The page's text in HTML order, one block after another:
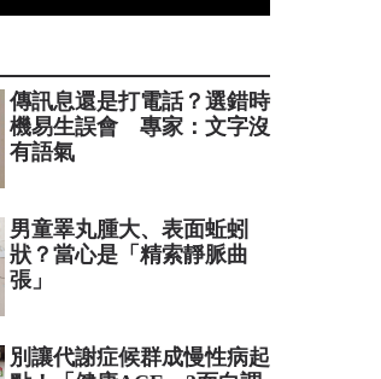
傳訊息還是打電話？選錯時
機易生誤會 專家：文字沒
有語氣
男童睪丸腫大、表面蚯蚓
狀？當心是「精索靜脈曲
張」
別讓代謝症候群成慢性病起